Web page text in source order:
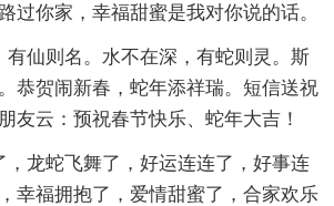
过你家，幸福甜蜜是我对你说的话。
有仙则名。水不在深，有蛇则灵。斯
恭贺闹新春，蛇年添祥瑞。短信送祝
友云：预祝春节快乐、蛇年大吉！
，龙蛇飞舞了，好运连连了，好事连
幸福拥抱了，爱情甜蜜了，合家欢乐